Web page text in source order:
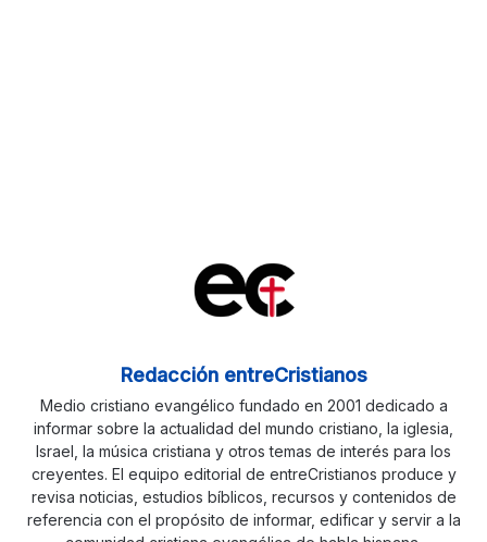
Redacción entreCristianos
Medio cristiano evangélico fundado en 2001 dedicado a
informar sobre la actualidad del mundo cristiano, la iglesia,
Israel, la música cristiana y otros temas de interés para los
creyentes. El equipo editorial de entreCristianos produce y
revisa noticias, estudios bíblicos, recursos y contenidos de
referencia con el propósito de informar, edificar y servir a la